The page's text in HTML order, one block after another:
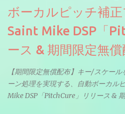
ボーカルピッチ補
Saint Mike DSP「
ース & 期間限定無償
【期間限定無償配布】キー/スケー
ーン処理を実現する、自動ボーカル
Mike DSP「PitchCure」リリース &